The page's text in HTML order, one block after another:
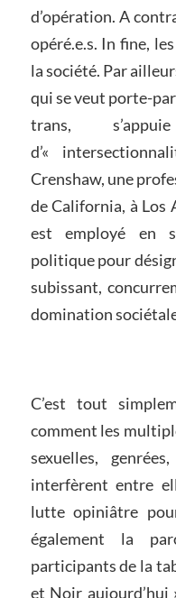
d’opération. A
opéré.e.s. In fine,
la société. Par
qui se veut porte-
trans,
d’«
Crenshaw, une
de California, à Los
est employé en
politique pour
subissant,
domination
C’est tout
comment les
sexuelles,
interfèrent entre
lutte opiniâtre
également la
participants de la
et Noir aujourd’hui